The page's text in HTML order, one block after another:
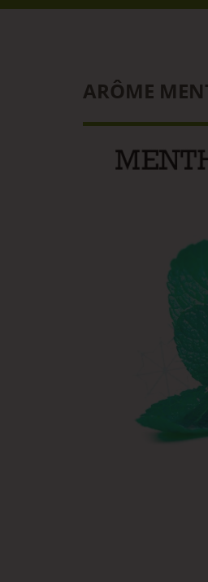
ARÔME